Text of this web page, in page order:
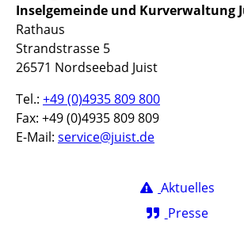
Inselgemeinde und Kurverwaltung
Rathaus
Strandstrasse 5
26571 Nordseebad Juist
Tel.: +49 (0)4935 809 800
Fax: +49 (0)4935 809 809
E-Mail: service@juist.de
Aktuelles
Presse